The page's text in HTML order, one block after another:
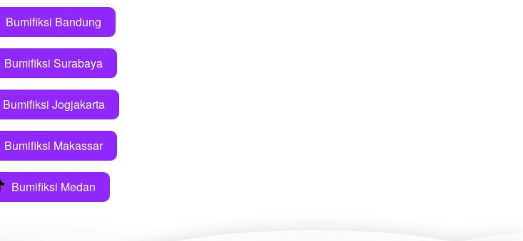
Bumifiksi Bandung
Bumifiksi Surabaya
Bumifiksi Jogjakarta
Bumifiksi Makassar
Bumifiksi Medan